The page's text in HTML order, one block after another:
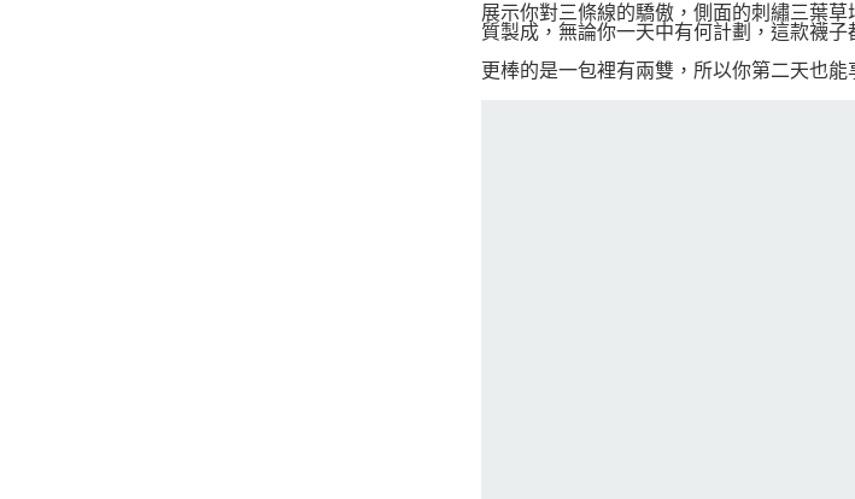
展示你對三條線的驕傲，側面的刺繡三葉
質製成，無論你一天中有何計劃，這款襪子
更棒的是一包裡有兩雙，所以你第二天也能